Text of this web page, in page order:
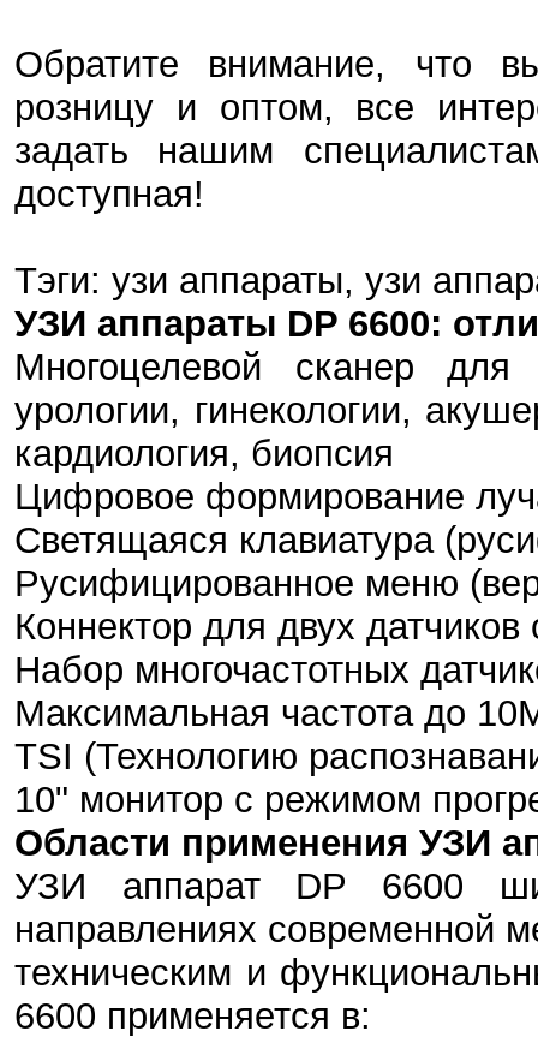
Обратите внимание, что
розницу и оптом, все
задать нашим
доступная!
Тэги: узи аппараты, узи
УЗИ аппараты DP 6600:
Многоцелевой сканер
урологии, гинекологии,
кардиология, биопсия
Цифровое формирование
Светящаяся клавиатура
Русифицированное меню
Коннектор для двух
Набор многочастотных
Максимальная частота до
TSI (Технологию
10" монитор с режимом
Области применения УЗИ
УЗИ аппарат DP 6600
направлениях современной
техническим и
6600 применяется в: